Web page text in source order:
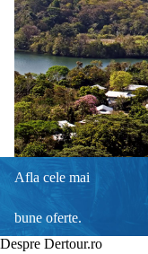
Afla cele mai
bune oferte.
Despre Dertour.ro